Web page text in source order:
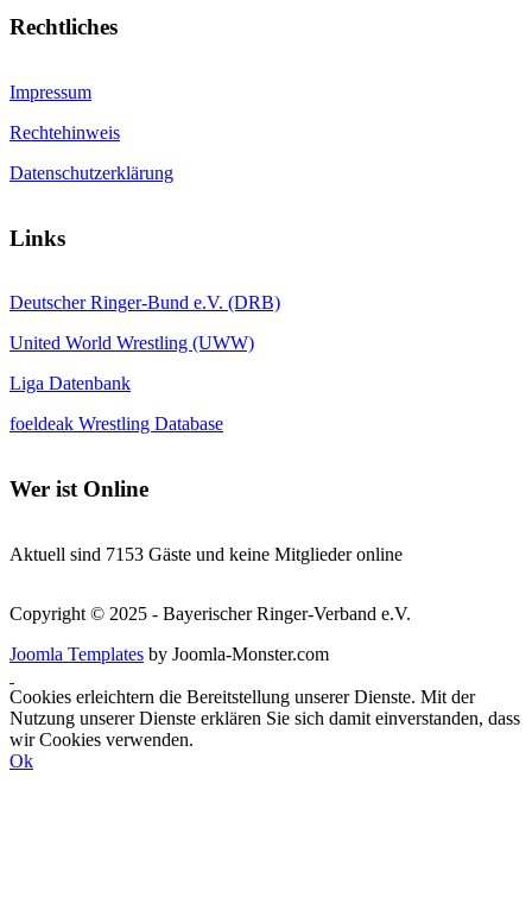
Rechtliches
Impressum
Rechtehinweis
Datenschutzerklärung
Links
Deutscher Ringer-Bund e.V. (DRB)
United World Wrestling (UWW)
Liga Datenbank
foeldeak Wrestling Database
Wer ist Online
Aktuell sind 7153 Gäste und keine Mitglieder online
Copyright © 2025 - Bayerischer Ringer-Verband e.V.
Joomla Templates by Joomla-Monster.com
Cookies erleichtern die Bereitstellung unserer Dienste. Mit der
Nutzung unserer Dienste erklären Sie sich damit einverstanden, dass
wir Cookies verwenden.
Ok